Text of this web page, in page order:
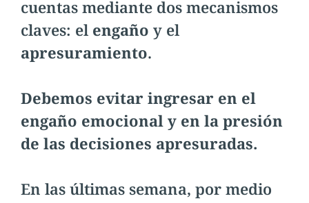
cuentas mediante dos mecanismos
claves: el engaño y el
apresuramiento.
Debemos evitar ingresar en el
engaño emocional y en la presión
de las decisiones apresuradas.
En las últimas semana, por medio